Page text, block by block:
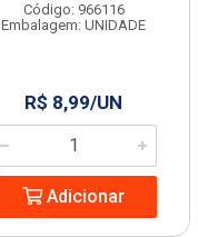
Código: 966116
Embalagem: UNIDADE
R$ 8,99/UN
Adicionar